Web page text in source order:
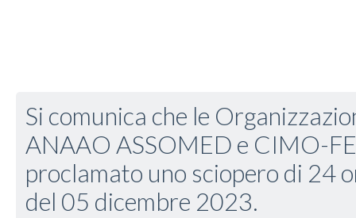
Si comunica che le
ANAAO ASSOMED e CIMO-
proclamato uno sciopero di 24
del 05 dicembre 2023.